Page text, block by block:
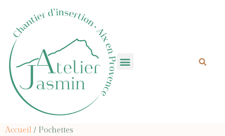
Accueil / Pochettes